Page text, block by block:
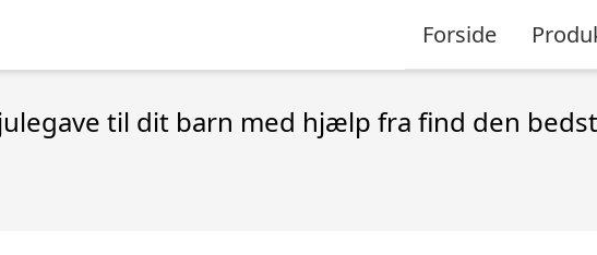
Forside
til dit barn med hjælp fra find den